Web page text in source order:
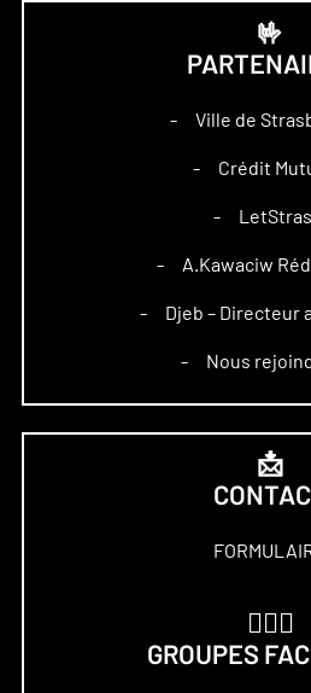
🤟
– Ville de
– Crédit
– LetStras
– A.Kawaciw
– Djeb – Directeur
– Nous
📩
GROUPES